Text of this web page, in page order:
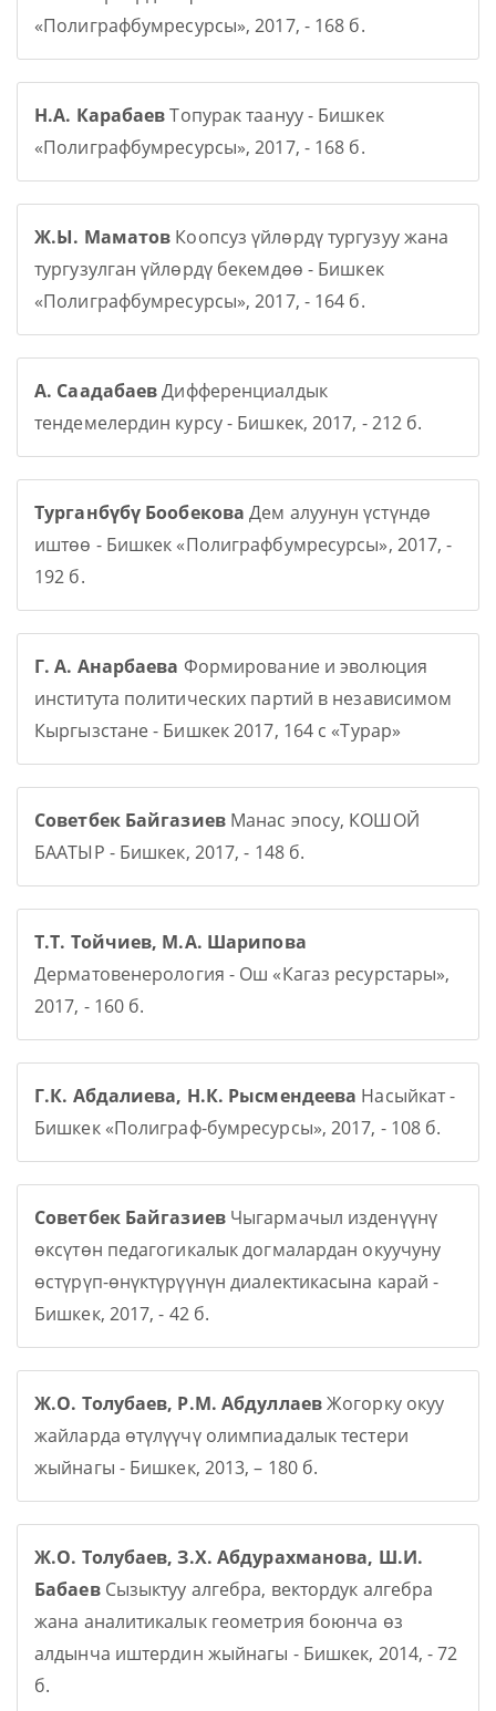
«Полиграфбумресурсы», 2017, - 168 б.
Н.А. КарабаевТопурак таануу - Бишкек
«Полиграфбумресурсы», 2017, - 168 б.
Ж.Ы. Маматов Коопсуз үйлөрдү тургузуу жана
тургузулган үйлөрдү бекемдөө - Бишкек
«Полиграфбумресурсы», 2017, - 164 б.
А. СаадабаевДифференциалдык
тендемелердин курсу - Бишкек, 2017, - 212 б.
Турганбүбү Бообекова Дем алуунун үстүндө
иштөө - Бишкек «Полиграфбумресурсы», 2017, -
192 б.
Г. А. Анарбаева Формирование и эволюция
института политических партий в независимом
Кыргызстане - Бишкек 2017, 164 с «Турар»
Советбек БайгазиевМанас эпосу, КОШОЙ
БААТЫР - Бишкек, 2017, - 148 б.
Т.Т. Тойчиев, М.А. Шарипова
Дерматовенерология - Ош «Кагаз ресурстары»,
2017, - 160 б.
Г.К. Абдалиева, Н.К. Рысмендеева Насыйкат -
Бишкек «Полиграф-бумресурсы», 2017, - 108 б.
Советбек БайгазиевЧыгармачыл изденүүнү
өксүтөн педагогикалык догмалардан окуучуну
өстүрүп-өнүктүрүүнүн диалектикасына карай -
Бишкек, 2017, - 42 б.
Ж.О. Толубаев, Р.М. АбдуллаевЖогорку окуу
жайларда өтүлүүчү олимпиадалык тестери
жыйнагы - Бишкек, 2013, – 180 б.
Ж.О. Толубаев, З.Х. Абдурахманова, Ш.И.
БабаевСызыктуу алгебра, вектордук алгебра
жана аналитикалык геометрия боюнча өз
алдынча иштердин жыйнагы - Бишкек, 2014, - 72
б.